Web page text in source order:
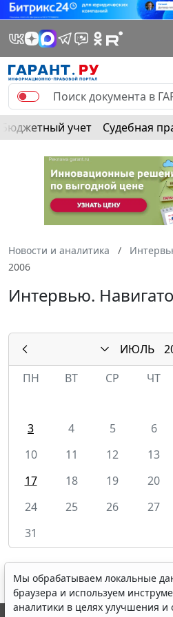
Бюджетный учет Судебная
Новости и аналитика
2006
Интервью.
ИЮЛЬ
ПН
ВТ СР ЧТ
3
4 5 6
10
11 12 13
17
18 19 20
24
25 26 27
31
Мы обрабатываем локальные
браузера и используем
аналитики в целях улучшения и